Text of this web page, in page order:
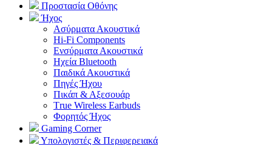
Προστασία Οθόνης
Ήχος
Ασύρματα Ακουστικά
Hi-Fi Components
Ενσύρματα Ακουστικά
Ηχεία Bluetooth
Παιδικά Ακουστικά
Πηγές Ήχου
Πικάπ & Αξεσουάρ
Τrue Wireless Earbuds
Φορητός Ήχος
Gaming Corner
Υπολογιστές & Περιφερειακά